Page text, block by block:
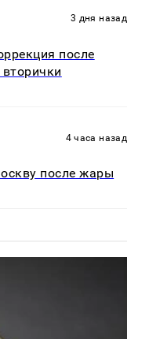
3 дня назад
после
4 часа назад
после жары